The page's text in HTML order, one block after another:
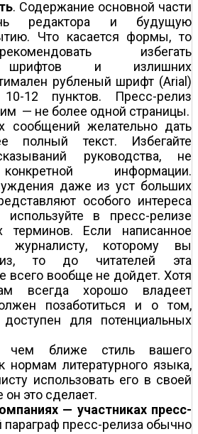
. Содержание основной части
редактора и будущую
Что касается формы, то
избегать
шрифтов и излишних
рубленый шрифт (Arial)
12 пунктов. Пресс-релиз
— не более одной страницы.
сообщений желательно дать
полный текст. Избегайте
руководства, не
информации.
даже из уст больших
особого интереса
в пресс-релизе
терминов. Если написанное
журналисту, которому вы
то до читателей эта
всего вообще не дойдет. Хотя
всегда хорошо владеет
позаботиться и о том,
для потенциальных
чем ближе стиль вашего
нормам литературного языка,
использовать его в своей
он это сделает.
— участниках пресс-
пресс-релиза обычно